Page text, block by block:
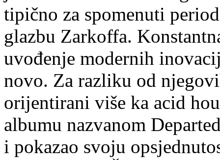
tipično za spomenuti
glazbu Zarkoffa.
uvođenje modernih
novo. Za razliku od
orijentirani više ka acid
albumu nazvanom
i pokazao svoju